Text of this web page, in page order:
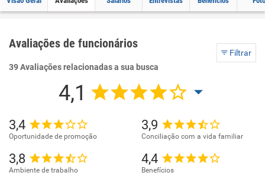
Avaliações de funcionários
Filtrar
39 Avaliações relacionadas a sua busca
4,1
3,4
Oportunidade de promoção
3,9
Conciliação com a vida familiar
3,8
Ambiente de trabalho
4,4
Benefícios